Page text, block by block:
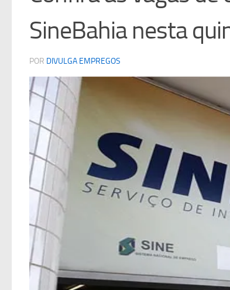
SineBahia nesta
POR DIVULGA EMPREGOS